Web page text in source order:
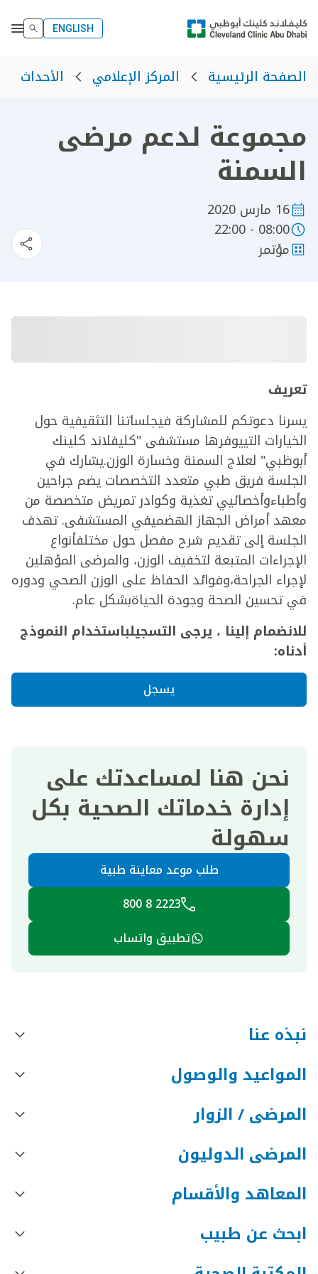
ENGLISH
الصفحة الرئيسية المركز الإعلامي الأحداث
مجموعة لدعم مرضى
السمنة
16 مارس 2020
08:00 - 22:00
مؤتمر
تعريف
يسرنا دعوتكم للمشاركة فيجلساتنا التثقيفية حول
الخيارات التييوفرها مستشفى "كليفلاند كلينك
أبوظبي" لعلاج السمنة وخسارة الوزن.يشارك في
الجلسة فريق طبي متعدد التخصصات يضم جراحين
وأطباءوأخصائيي تغذية وكوادر تمريض متخصصة من
معهد أمراض الجهاز الهضميفي المستشفى. تهدف
الجلسة إلى تقديم شرح مفصل حول مختلفأنواع
الإجراءات المتبعة لتخفيف الوزن، والمرضى المؤهلين
لإجراء الجراحة،وفوائد الحفاظ على الوزن الصحي ودوره
في تحسين الصحة وجودة الحياةبشكل عام.
للانضمام إلينا ، يرجى التسجيلباستخدام النموذج
أدناه:
يسجل
نحن هنا لمساعدتك على
إدارة خدماتك الصحية بكل
سهولة
طلب موعد معاينة طبية
2223 8 800
تطبيق واتساب
نبذه عنا
المواعيد والوصول
المرضى / الزوار
المرضى الدوليون
المعاهد والأقسام
ابحث عن طبيب